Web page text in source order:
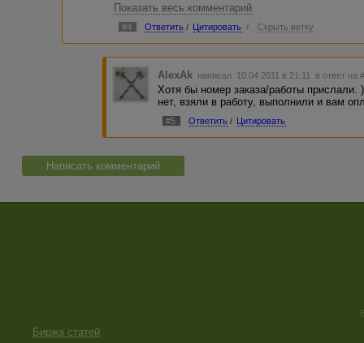
отразилась )))
п.с. пока тут писала, он уже оплатил.
Показать весь комментарий
#4 Ответить / Цитировать / Скрыть ветку
AlexAk написал 10.04.2011 в 21:11 в ответ на
Хотя бы номер заказа/работы прислали.
нет, взяли в работу, выполнили и вам
#5 Ответить / Цитировать
Написать комментарий
Биржа статей